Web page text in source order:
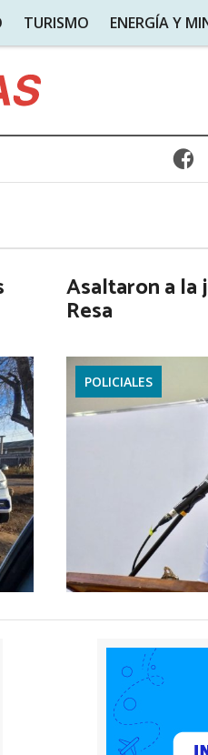
TURISMO ENERGÍA Y
Asaltaron a la
Resa
POLICIALES